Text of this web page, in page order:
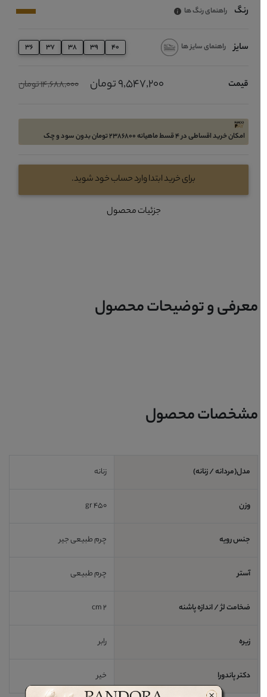
رنگ راهنمای رنگ ها
سایز راهنمای سایز ها 36 37 38 39 40
قیمت 9,547,200 تومان 14,688,000 تومان
امکان خرید اقساطی در 4 قسط ماهیانه 2386800 تومان بدون سود و چک
برای خرید ابتدا وارد حساب خود شوید.
جزئیات محصول
معرفی و توضیحات محصول
مشخصات محصول
مدل(مردانه / زنانه) زنانه
وزن 450 gr
جنس رویه چرم طبیعی جیر
آستر چرم طبیعی
ضخامت لژ / اندازه پاشنه
زیره رابر
دکتر پاندورا خیر